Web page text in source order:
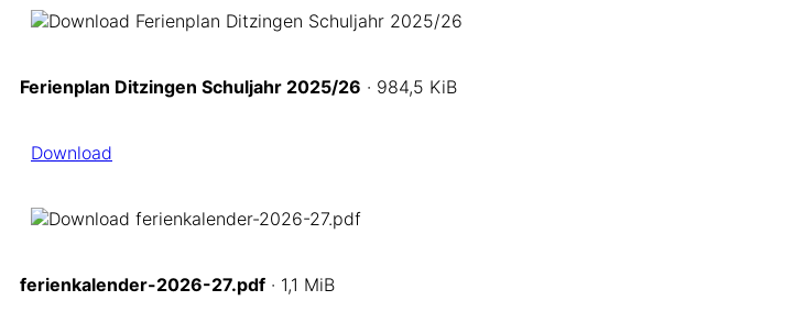
Ferienplan Ditzingen Schuljahr 2025/26 · 984,5 KiB
Download
ferienkalender-2026-27.pdf · 1,1 MiB